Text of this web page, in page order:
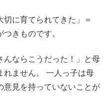
に育てられてきた」＝
つきものです。
んならこうだった！」と母
れません。 一人っ子は母
意見を持っていないことが